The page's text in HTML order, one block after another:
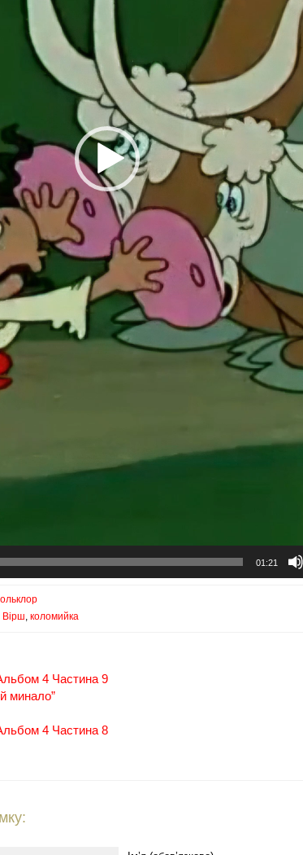
01:21
Вірш, коломийка
4 Частина 9
минало”
4 Частина 8